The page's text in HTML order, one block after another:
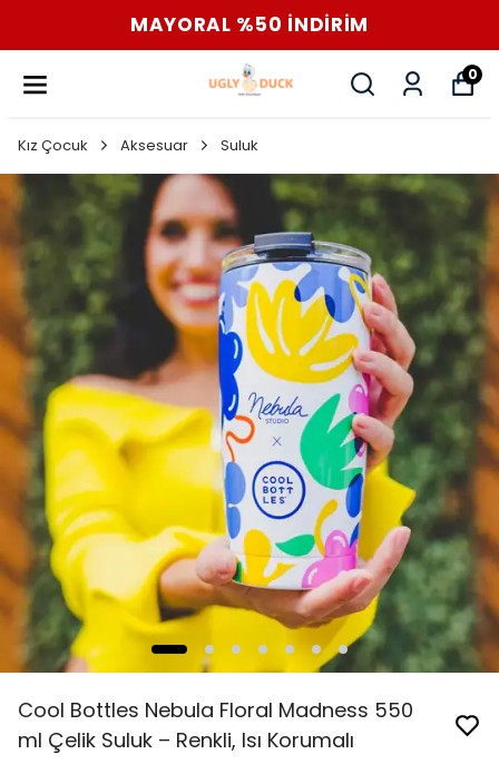
MAYORAL %50 İNDİRİM
0
Kız Çocuk Aksesuar Suluk
Cool Bottles Nebula Floral Madness 550
ml Çelik Suluk – Renkli, Isı Korumalı